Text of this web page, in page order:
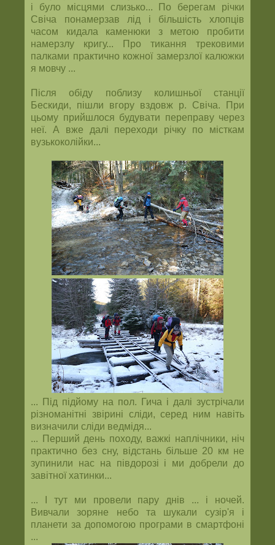
і було місцями слизько... По берегам річки
Свіча понамерзав лід і більшість хлопців
часом кидала каменюки з метою пробити
намерзлу кригу... Про тикання трековими
палками практично кожної замерзлої калюжки
я мовчу ...
Після обіду поблизу колишньої станції
Бескиди, пішли вгору вздовж р. Свіча. При
цьому прийшлося будувати переправу через
неї. А вже далі переходи річку по місткам
вузькоколійки...
... Під підйому на пол. Гича і далі зустрічали
різноманітні звірині сліди, серед ним навіть
визначили сліди ведмідя...
... Перший день походу, важкі наплічники, ніч
практично без сну, відстань більше 20 км не
зупинили нас на півдорозі і ми добрели до
завітної хатинки...
... І тут ми провели пару днів ... і ночей.
Вивчали зоряне небо та шукали сузір'я і
планети за допомогою програми в смартфоні
...